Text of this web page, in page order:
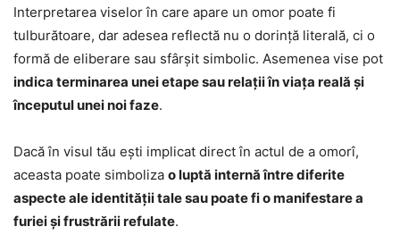
Interpretarea viselor în care apare un omor poate fi
tulburătoare, dar adesea reflectă nu o dorință literală, ci o
formă de eliberare sau sfârșit simbolic. Asemenea vise pot
indica terminarea unei etape sau relații în viața reală și
începutul unei noi faze.
Dacă în visul tău ești implicat direct în actul de a omorî,
aceasta poate simboliza o luptă internă între diferite
aspecte ale identității tale sau poate fi o manifestare a
furiei și frustrării refulate.